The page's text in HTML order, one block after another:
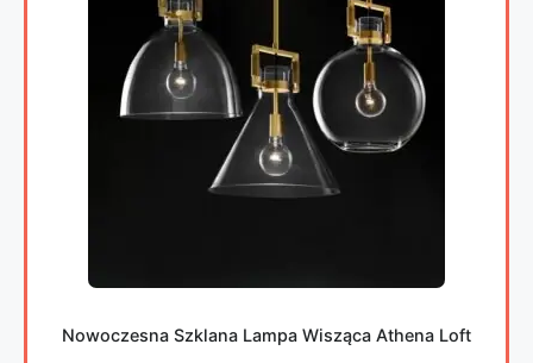
Nowoczesna Szklana Lampa Wisząca Athena Loft